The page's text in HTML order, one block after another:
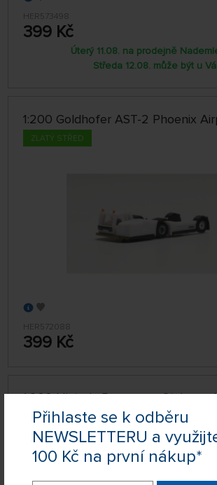
Přihlaste se k odběru
NEWSLETTERU a
100 Kč na první nákup*
HER573498
399 Kč
Úterý 11.08. na prodejně
Středa 12.08. může být u
1:200 Goldhofer AST-2 Phoenix
ZLATÝ STŘED
HER572088
399 Kč
1:200 Historic Passenger Stairs
France
ZLATÝ STŘED